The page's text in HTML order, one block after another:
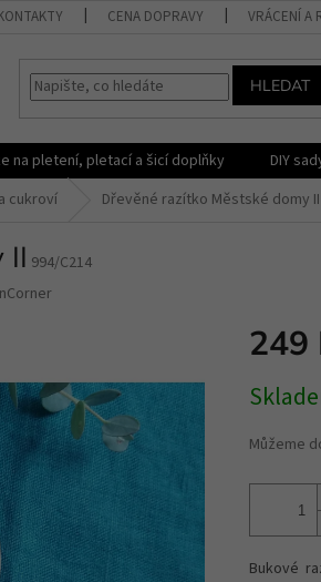
CENA DOPRAVY VRÁCENÍ A
HLEDAT
na pletení, pletací a šicí doplňky DIY
cukroví Dřevěné razítko Městské domy II
II 994/C214
249
cena:
Můžeme
Bukové